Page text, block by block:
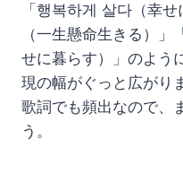
「행복하게 살다（幸
（一生懸命生きる）
せに暮らす）」のよう
現の幅がぐっと広がり
歌詞でも頻出なので、
う。